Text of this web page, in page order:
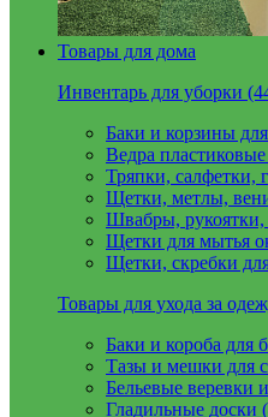
Товары для дома
Инвентарь для уборки
Баки и корзины
Ведра
Тряпки, салфетки,
Щетки, метлы,
Швабры, рукоятки,
Щетки для мытья
Щетки, скребки
Товары для ухода за
Баки и короба для
Тазы и мешки для
Бельевые веревки
Гладильные доски